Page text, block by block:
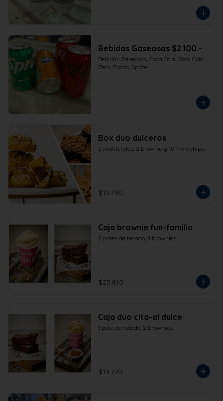
Bebidas Gaseosas $2.100.-
Bebidas Gaseosas, Coca Cola, Coca Cola
Zero, Fanta, Sprite
Box duo dulceros
2 profiteroles, 2 brownie y 10 mini chips
$12.790
Caja brownie fun-familia
2 potes de helado, 4 brownies
$25.810
Caja duo cita-al dulce
1 pote de helado, 2 brownies.
$13.770